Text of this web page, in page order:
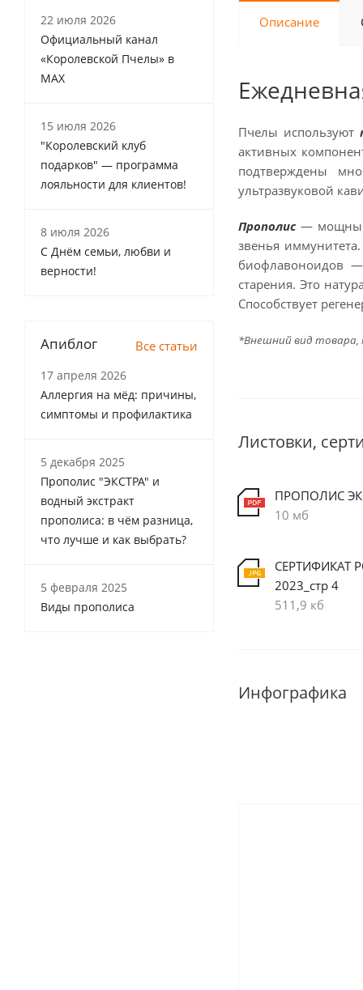
Описание
Пчелы используют
активных
подтверждены
ультразвуковой
Прополис— мощный
звенья
биофлавоноидов
старения. Это
Способствует
*Внешний вид
Листовки,
ПРОПОЛИС
10 мб
СЕРТИФИКАТ
2023_стр 4
511,9 кб
Инфографика
22 июля 2026
Официальный канал
«Королевской Пчелы» в
MAX
15 июля 2026
"Королевский клуб
подарков" — программа
лояльности для клиентов!
8 июля 2026
С Днём семьи, любви и
верности!
Апиблог Все статьи
17 апреля 2026
Аллергия на мёд: причины,
симптомы и профилактика
5 декабря 2025
Прополис "ЭКСТРА" и
водный экстракт
прополиса: в чём разница,
что лучше и как выбрать?
5 февраля 2025
Виды прополиса